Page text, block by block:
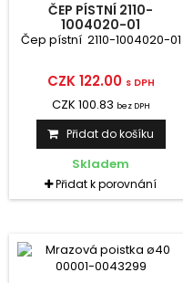
ČEP PÍSTNÍ 2110-
1004020-01
Čep pístní 2110-1004020-01
CZK 122.00 s DPH
CZK 100.83 bez DPH
Přidat do košíku
Skladem
Přidat k porovnání